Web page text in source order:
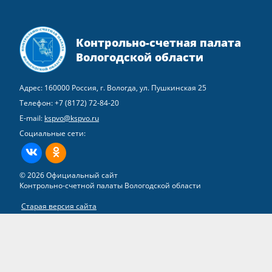
Контрольно-счетная палата
Вологодской области
Адрес: 160000 Россия, г. Вологда, ул. Пушкинская 25
Телефон:+7 (8172) 72-84-20
E-mail: kspvo@kspvo.ru
Социальные сети:
ВКонтактеОдноклассники
© 2026 Официальный сайт
Контрольно-счетной палаты Вологодской области
Старая версия сайта